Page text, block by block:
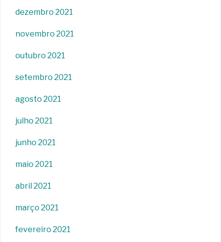
dezembro 2021
novembro 2021
outubro 2021
setembro 2021
agosto 2021
julho 2021
junho 2021
maio 2021
abril 2021
março 2021
fevereiro 2021